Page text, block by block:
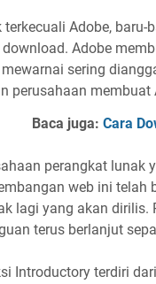
terkecuali Adobe,
Adobe
mewarnai sering
perusahaan membuat
Baca juga: Cara
perangkat lunak
web ini telah
lagi yang akan dirilis.
terus berlanjut
Introductory terdiri